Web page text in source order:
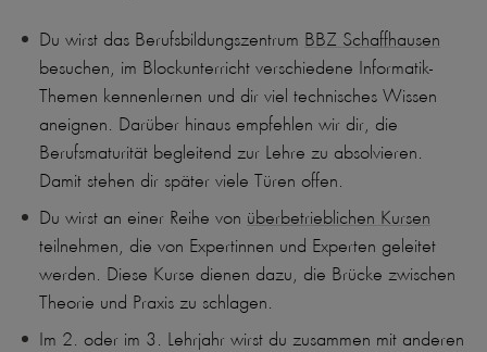
Du wirst das Berufsbildungszentrum BBZ Schaffhausen
besuchen, im Blockunterricht verschiedene Informatik-
Themen kennenlernen und dir viel technisches Wissen
aneignen. Darüber hinaus empfehlen wir dir, die
Berufsmaturität begleitend zur Lehre zu absolvieren.
Damit stehen dir später viele Türen offen.
Du wirst an einer Reihe von überbetrieblichen Kursen
teilnehmen, die von Expertinnen und Experten geleitet
werden. Diese Kurse dienen dazu, die Brücke zwischen
Theorie und Praxis zu schlagen.
Im 2. oder im 3. Lehrjahr wirst du zusammen mit anderen